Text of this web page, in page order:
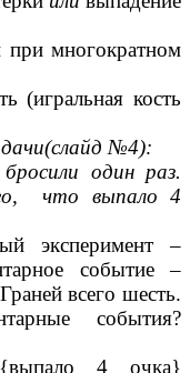
многократном
(игральная кость
№4):
один раз.
что выпало 4
эксперимент –
событие –
всего шесть.
события?
4 очка}